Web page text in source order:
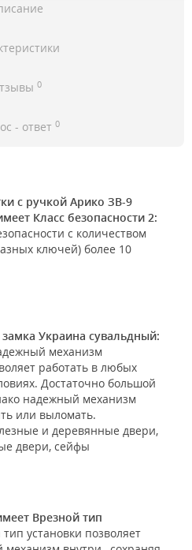
0
- ответ 0
с ручкой Арико ЗВ-9
Класс безопасности 2:
с количеством
ключей) более 10
замка Украина сувальдный:
механизм
работать в любых
Достаточно большой
надежный механизм
или выломать.
и деревянные двери,
двери, сейфы
Врезной тип
тип установки позволяет